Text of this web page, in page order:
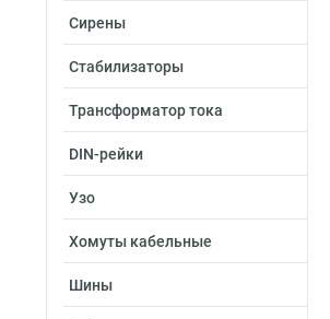
Сирены
Стабилизаторы
Трансформатор тока
DIN-рейки
Узо
Хомуты кабельные
Шины